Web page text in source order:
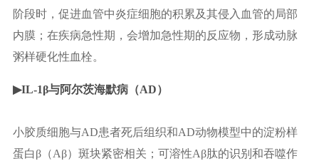
阶段时，促进血管中炎症细胞的积累及其侵入血管的局部
内膜；在疾病急性期，会增加急性期的反应物，形成动脉
粥样硬化性血栓。
▶IL-1β与阿尔茨海默病（AD）
小胶质细胞与AD患者死后组织和AD动物模型中的淀粉样
蛋白β（Aβ）斑块紧密相关；可溶性Aβ肽的识别和吞噬作